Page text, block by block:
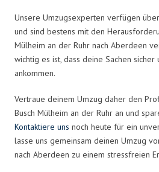
Unsere Umzugsexperten verfügen
und sind bestens mit den
Mülheim an der Ruhr nach Aberdeen
wichtig es ist, dass deine Sachen
ankommen.
Vertraue deinem Umzug daher den
Busch Mülheim an der Ruhr an und
Kontaktiere uns noch heute für ein
lasse uns gemeinsam deinen Umzug
nach Aberdeen zu einem stressfreien